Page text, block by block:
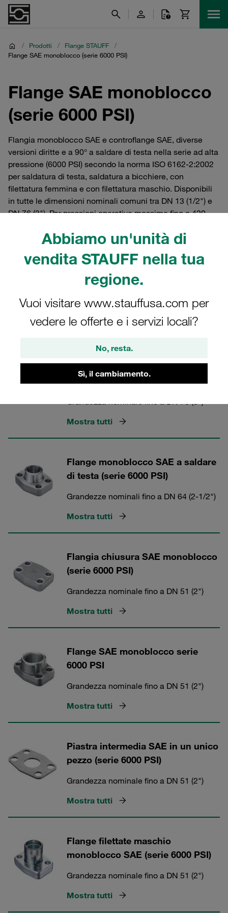
Abbiamo un'unità di
vendita STAUFF nella tua
regione.
Vuoi visitare www.stauffusa.com per
vedere le offerte e i servizi locali?
No, resta.
Sì, il cambiamento.
/ Prodotti / Flange STAUFF
/
Flange SAE monoblocco (serie 6000 PSI)
Flange SAE monoblocco
(serie 6000 PSI)
Flangia monoblocco SAE e controflange SAE, diverse
versioni diritte e a 90° a saldare di testa nella serie ad alta
pressione (6000 PSI) secondo la norma ISO 6162-2:2002
per saldatura di testa, saldatura a bicchiere, con
filettatura femmina e con filettatura maschio. Disponibili
in tutte le dimensioni nominali comuni tra DN 13 (1/2") e
DN 76 (3"). Per pressioni operative massime fino a 420
V4A. Singolarmente o come set completo con bulloni,
Flange STAUFF
Piastra di chiusura SAE in un
unico pezzo (serie 6000 PSI)
Grandezza nominale fino a DN 76 (3")
Mostra tutti
Flange monoblocco SAE a saldare
di testa (serie 6000 PSI)
Grandezze nominali fino a DN 64 (2-1/2")
Mostra tutti
Flangia chiusura SAE monoblocco
(serie 6000 PSI)
Grandezza nominale fino a DN 51 (2")
Mostra tutti
Flange SAE monoblocco serie
6000 PSI
Grandezza nominale fino a DN 51 (2")
Mostra tutti
Piastra intermedia SAE in un unico
pezzo (serie 6000 PSI)
Grandezza nominale fino a DN 51 (2")
Mostra tutti
Flange filettate maschio
monoblocco SAE (serie 6000 PSI)
Grandezza nominale fino a DN 51 (2")
Mostra tutti